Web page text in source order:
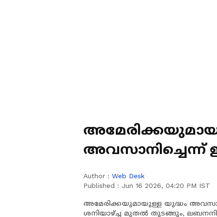
അവസാനിച്ചെന്ന്
Author : Web Desk
Published : Jun 16 2026, 04:20 PM IST
അമേരിക്കയുമായുള്ള യുദ്ധം
ശനിയാഴ്ച്ച മുതൽ തുടങ്ങും,